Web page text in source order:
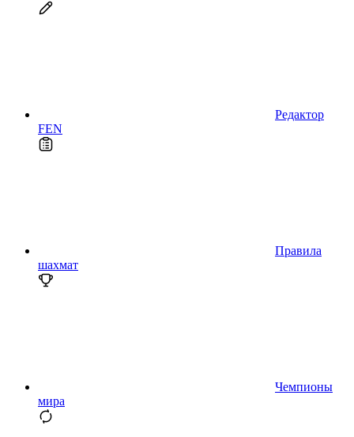
Редактор
FEN
Правила
шахмат
Чемпионы
мира